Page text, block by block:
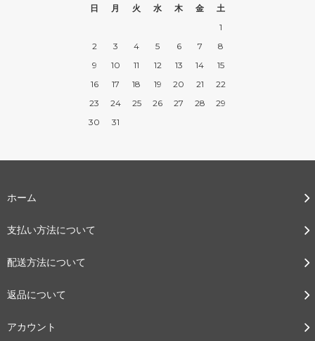
日
月 火 水 木 金
土
1
2
3 4 5 6 7
8
9
10 11 12 13 14
15
16
17 18 19 20 21
22
23
24 25 26 27 28
29
30
31
ホーム
支払い方法について
配送方法について
返品について
アカウント